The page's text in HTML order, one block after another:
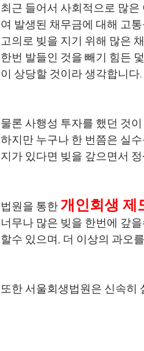
최근 들어서 사회적으로 많
여 발생된 채무금에 대해 고
고의로 빚을 지기 위해 많은
한번 발들인 것을 빼기 힘든
이 상당할 것이라 생각합니다.
물론 사행성 투자를 했던 것
하지만 누구나 한 번쯤은 실
지가 있다면 빚을 갚으면서
법원을 통한 개인회생 제
너무나 많은 빚을 한번에 갚
할수 있으며, 더 이상의 과오
또한 서울회생법원은 신속히